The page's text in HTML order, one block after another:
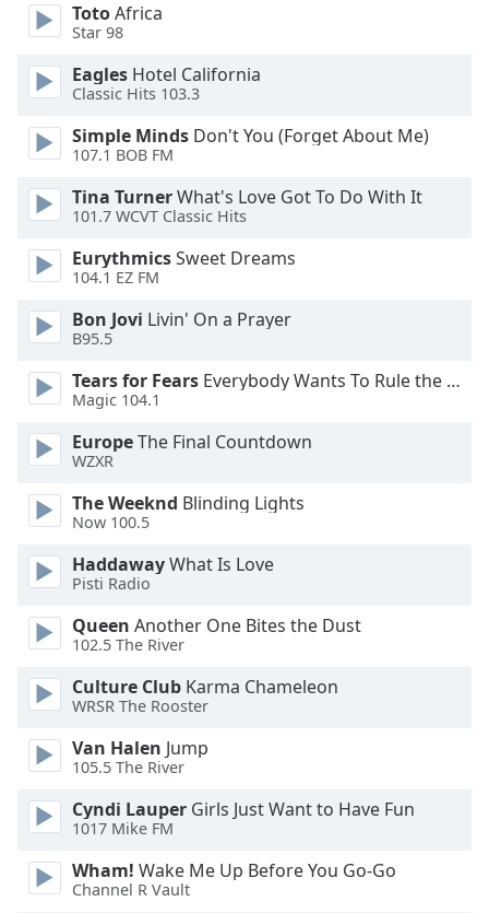
Opacity
Caption
Area
Color
Opacity
Edge
Style
Font
Family
Reset
Done
Modal
Dialog
dialog
window.
TotoAfrica
Star 98
Eagles Hotel California
Classic Hits 103.3
Simple Minds Don't You (Forget About Me)
107.1 BOB FM
Tina TurnerWhat's Love Got To Do With It
101.7 WCVT Classic Hits
EurythmicsSweet Dreams
104.1 EZ FM
Bon Jovi Livin' On a Prayer
B95.5
Tears for Fears Everybody Wants To Rule the World
Magic 104.1
EuropeThe Final Countdown
WZXR
The Weeknd Blinding Lights
Now 100.5
HaddawayWhat Is Love
Pisti Radio
Queen Another One Bites the Dust
102.5 The River
Culture Club Karma Chameleon
WRSR The Rooster
Van Halen Jump
105.5 The River
Cyndi Lauper Girls Just Want to Have Fun
1017 Mike FM
Wham! Wake Me Up Before You Go-Go
Channel R Vault